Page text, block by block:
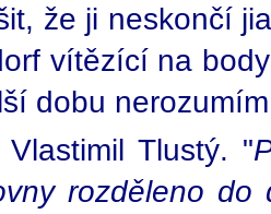
že ji neskončí
vítězící na
dobu
Tlustý. "
rozděleno